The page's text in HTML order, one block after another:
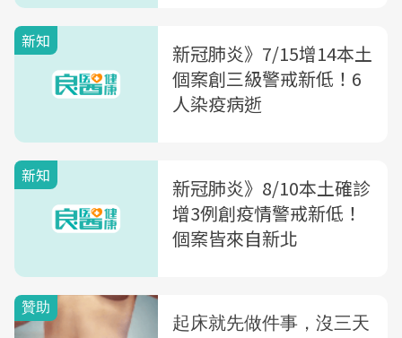
新知
新冠肺炎》7/15增14本土
個案創三級警戒新低！6
人染疫病逝
新知
新冠肺炎》8/10本土確診
增3例創疫情警戒新低！
個案皆來自新北